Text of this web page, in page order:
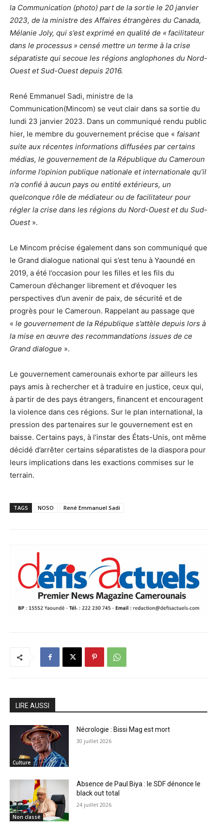
la Communication (photo) part de la sortie le 20 janvier
2023, de la ministre des Affaires étrangères du Canada,
Mélanie Joly, qui s’est exprimé en qualité de « facilitateur
dans le processus » censé mettre un terme à la crise
séparatiste qui secoue les régions anglophones du Nord-
Ouest et Sud-Ouest depuis 2016.
René Emmanuel Sadi, ministre de la
Communication(Mincom) se veut clair dans sa sortie du
lundi 23 janvier 2023. Dans un communiqué rendu public
hier, le membre du gouvernement précise que « faisant
suite aux récentes informations diffusées par certains
médias, le gouvernement de la République du Cameroun
informe l’opinion publique nationale et internationale qu’il
n’a confié à aucun pays ou entité extérieurs, un
quelconque rôle de médiateur ou de facilitateur pour
régler la crise dans les régions du Nord-Ouest et du Sud-
Ouest».
Le Mincom précise également dans son communiqué que
le Grand dialogue national qui s’est tenu à Yaoundé en
2019, a été l’occasion pour les filles et les fils du
Cameroun d’échanger librement et d’évoquer les
perspectives d’un avenir de paix, de sécurité et de
progrès pour le Cameroun. Rappelant au passage que
« le gouvernement de la République s’attèle depuis lors à
la mise en œuvre des recommandations issues de ce
Grand dialogue ».
Le gouvernement camerounais exhorte par ailleurs les
pays amis à rechercher et à traduire en justice, ceux qui,
à partir de des pays étrangers, financent et encouragent
la violence dans ces régions. Sur le plan international, la
pression des partenaires sur le gouvernement est en
baisse. Certains pays, à l’instar des États-Unis, ont même
décidé d’arrêter certains séparatistes de la diaspora pour
leurs implications dans les exactions commises sur le
terrain.
TAGS NOSO René Emmanuel Sadi
LIRE AUSSI
Culture
Nécrologie : Bissi Mag est mort
30 juillet 2026
Non classé
Absence de Paul Biya : le SDF dénonce le
black out total
24 juillet 2026